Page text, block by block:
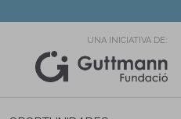
UNA INICIATIVA DE: